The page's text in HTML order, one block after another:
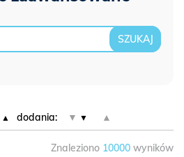
dodania: ▼ ▲
Znaleziono 10000 wyników